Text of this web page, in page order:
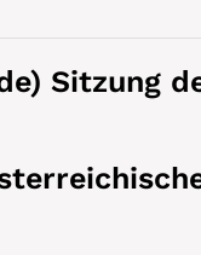
Sitzung